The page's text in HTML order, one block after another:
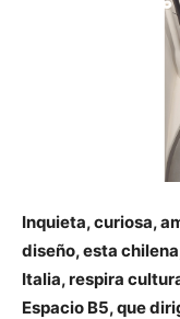
Inquieta, curiosa,
diseño, esta
Italia, respira
Espacio B5, que